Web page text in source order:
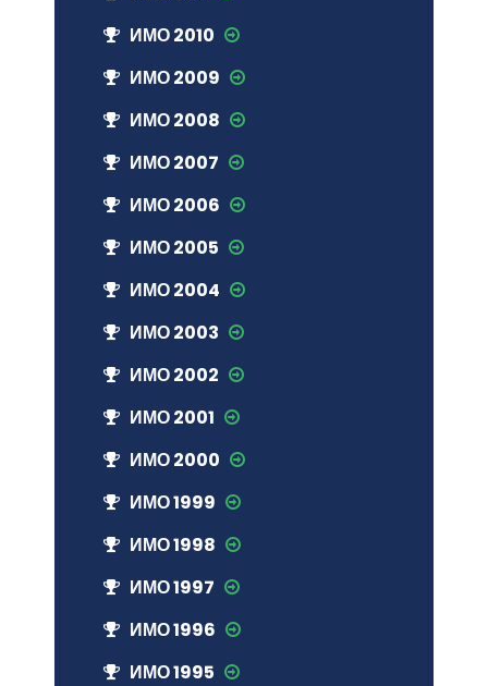
ИМО 2010
ИМО 2009
ИМО 2008
ИМО 2007
ИМО 2006
ИМО 2005
ИМО 2004
ИМО 2003
ИМО 2002
ИМО 2001
ИМО 2000
ИМО 1999
ИМО 1998
ИМО 1997
ИМО 1996
ИМО 1995